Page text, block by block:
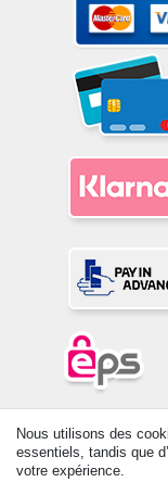
prix indiqués par le
en Euros TTC. Les
Nous utilisons des
essentiels, tandis que
votre expérience.